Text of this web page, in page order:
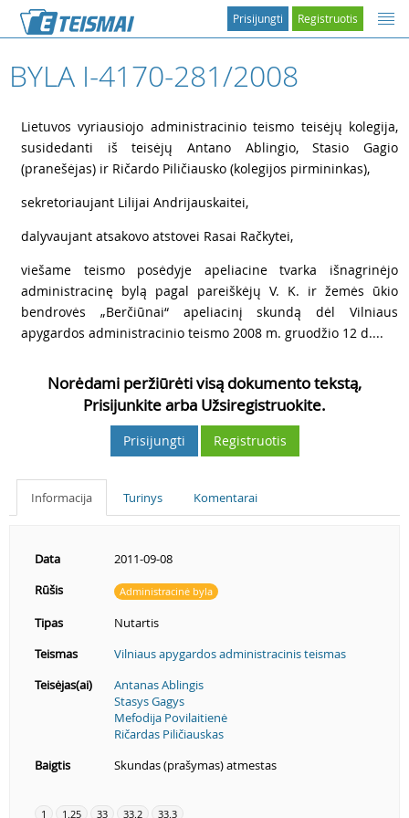
Registruotis
Prisijungti
BYLA I-4170-281/2008
Lietuvos vyriausiojo administracinio teismo teisėjų kolegija,
susidedanti iš teisėjų Antano Ablingio, Stasio Gagio
(pranešėjas) ir Ričardo Piličiausko (kolegijos pirmininkas),
sekretoriaujant Lilijai Andrijauskaitei,
dalyvaujant atsakovo atstovei Rasai Račkytei,
viešame teismo posėdyje apeliacine tvarka išnagrinėjo
administracinę bylą pagal pareiškėjų V. K. ir žemės ūkio
bendrovės „Berčiūnai“ apeliacinį skundą dėl Vilniaus
apygardos administracinio teismo 2008 m. gruodžio 12 d....
Norėdami peržiūrėti visą dokumento tekstą,
Prisijunkite arba Užsiregistruokite.
Prisijungti Registruotis
Informacija Turinys Komentarai
Data
2011-09-08
Rūšis
Administracinė byla
Tipas
Nutartis
Teismas
Vilniaus apygardos administracinis teismas
Teisėjas(ai)
Antanas Ablingis
Stasys Gagys
Mefodija Povilaitienė
Ričardas Piličiauskas
Baigtis
Skundas (prašymas) atmestas
1 1.25 33 33.2 33.3